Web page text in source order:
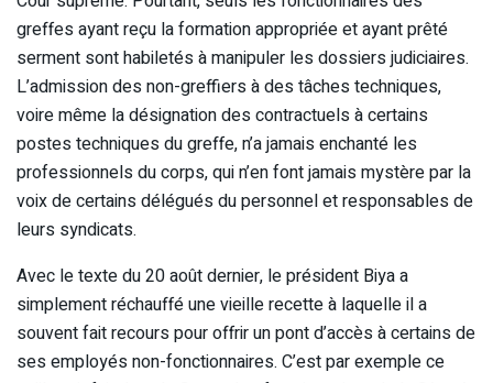
greffes ayant reçu la formation appropriée et ayant prêté
serment sont habiletés à manipuler les dossiers judiciaires.
L’admission des non-greffiers à des tâches techniques,
voire même la désignation des contractuels à certains
postes techniques du greffe, n’a jamais enchanté les
professionnels du corps, qui n’en font jamais mystère par la
voix de certains délégués du personnel et responsables de
leurs syndicats.
Avec le texte du 20 août dernier, le président Biya a
simplement réchauffé une vieille recette à laquelle il a
souvent fait recours pour offrir un pont d’accès à certains de
ses employés non-fonctionnaires. C’est par exemple ce